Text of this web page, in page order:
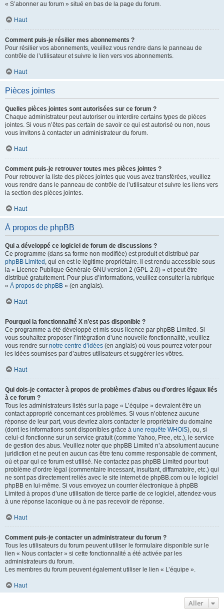
« S’abonner au forum » situé en bas de la page du forum.
Haut
Comment puis-je résilier mes abonnements ?
Pour résilier vos abonnements, veuillez vous rendre dans le panneau de
contrôle de l’utilisateur et suivre le lien vers vos abonnements.
Haut
Pièces jointes
Quelles pièces jointes sont autorisées sur ce forum ?
Chaque administrateur peut autoriser ou interdire certains types de pièces
jointes. Si vous n’êtes pas certain de savoir ce qui est autorisé ou non, nous
vous invitons à contacter un administrateur du forum.
Haut
Comment puis-je retrouver toutes mes pièces jointes ?
Pour retrouver la liste des pièces jointes que vous avez transférées, veuillez
vous rendre dans le panneau de contrôle de l’utilisateur et suivre les liens vers
la section des pièces jointes.
Haut
À propos de phpBB
Qui a développé ce logiciel de forum de discussions ?
Ce programme (dans sa forme non modifiée) est produit et distribué par
phpBB Limited , qui en est le légitime propriétaire. Il est rendu accessible sous
la « Licence Publique Générale GNU version 2 (GPL-2.0) » et peut être
distribué gratuitement. Pour plus d’informations, veuillez consulter la rubrique
« À propos de phpBB » (en anglais).
Haut
Pourquoi la fonctionnalité X n’est pas disponible ?
Ce programme a été développé et mis sous licence par phpBB Limited. Si
vous souhaitez proposer l’intégration d’une nouvelle fonctionnalité, veuillez
vous rendre sur notre centre d’idées (en anglais) où vous pourrez voter pour
les idées soumises par d’autres utilisateurs et suggérer les vôtres.
Haut
Qui dois-je contacter à propos de problèmes d’abus ou d’ordres légaux liés
à ce forum ?
Tous les administrateurs listés sur la page « L’équipe » devraient être un
contact approprié concernant ces problèmes. Si vous n’obtenez aucune
réponse de leur part, vous devriez alors contacter le propriétaire du domaine
(dont les informations sont disponibles grâce à une requête WHOIS), ou, si
celui-ci fonctionne sur un service gratuit (comme Yahoo, Free, etc.), le service
de gestion des abus. Veuillez noter que phpBB Limited n’a absolument aucune
juridiction et ne peut en aucun cas être tenu comme responsable de comment,
où et par qui ce forum est utilisé. Ne contactez pas phpBB Limited pour tout
problème d’ordre légal (commentaire incessant, insultant, diffamatoire, etc.) qui
ne sont pas directement reliés avec le site internet de phpBB.com ou le logiciel
phpBB en lui-même. Si vous envoyez un courrier électronique à phpBB
Limited à propos d’une utilisation de tierce partie de ce logiciel, attendez-vous
à une réponse laconique ou à ne pas recevoir de réponse.
Haut
Comment puis-je contacter un administrateur du forum ?
Tous les utilisateurs du forum peuvent utiliser le formulaire disponible sur le
lien « Nous contacter » si cette fonctionnalité a été activée par les
administrateurs du forum.
Les membres du forum peuvent également utiliser le lien « L’équipe ».
Haut
Aller